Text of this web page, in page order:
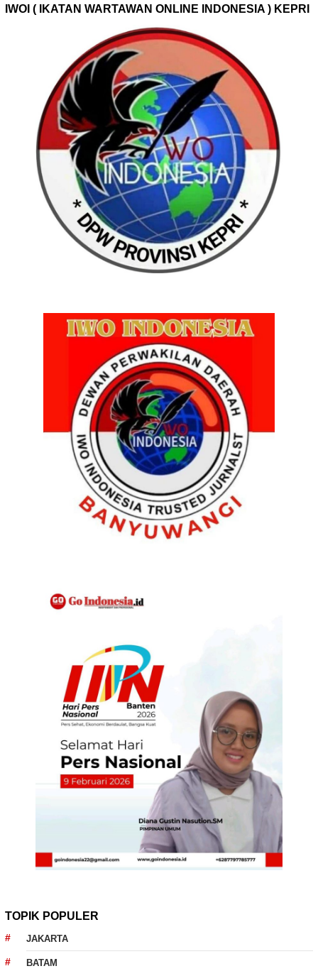
IWOI ( IKATAN WARTAWAN ONLINE INDONESIA ) KEPRI
TOPIK POPULER
JAKARTA
BATAM